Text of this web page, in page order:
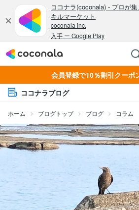
会員登録で10％割引クーポ
ココナラブログ
ホーム ブログトップ ブログ コラム